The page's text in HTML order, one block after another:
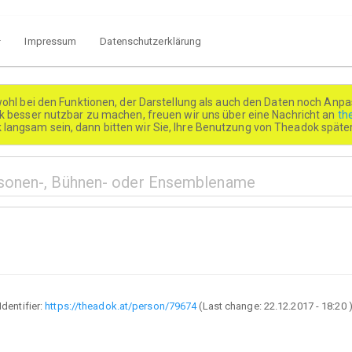
Impressum Datenschutzerklärung
bei den Funktionen, der Darstellung als auch den Daten noch
besser nutzbar zu machen, freuen wir uns über eine Nachricht an
sein, dann bitten wir Sie, Ihre Benutzung von Theadok
Identifier:https://theadok.at/person/79674(Last change: 22.12.2017 - 18:20)